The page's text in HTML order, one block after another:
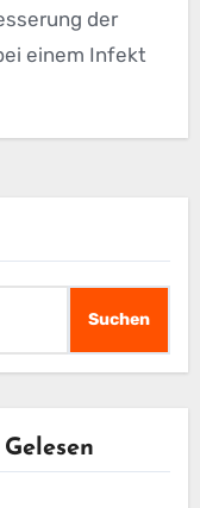
der
einem Infekt